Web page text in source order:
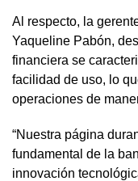
Al respecto, la
Yaqueline Pabón,
financiera se
facilidad de uso, lo
operaciones de
“Nuestra página
fundamental de la
innovación